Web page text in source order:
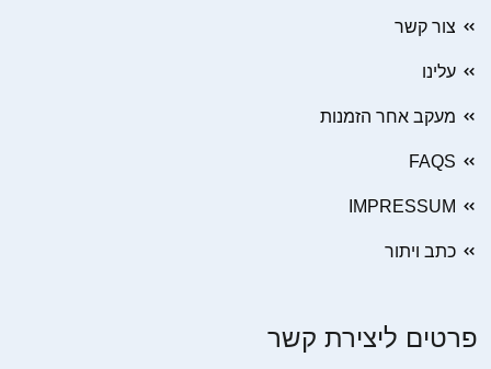
צור קשר
עלינו
מעקב אחר הזמנות
FAQS
IMPRESSUM
כתב ויתור
פרטים ליצירת קשר